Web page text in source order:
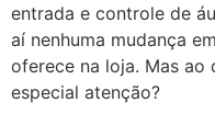
entrada e controle de
aí nenhuma mudança
oferece na loja. Mas ao
especial atenção?